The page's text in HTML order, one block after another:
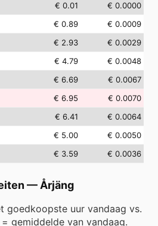
€ 0.01
€ 0.0000
€ 0.89
€ 0.0009
€ 2.93
€ 0.0029
€ 4.79
€ 0.0048
€ 6.69
€ 0.0067
€ 6.95
€ 0.0070
€ 6.41
€ 0.0064
€ 5.00
€ 0.0050
€ 3.59 € 0.0036
— Årjäng
goedkoopste uur vandaag vs.
gemiddelde van vandaag.